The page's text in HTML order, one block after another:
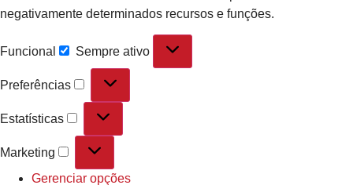
negativamente determinados recursos e funções.
Funcional Sempre ativo
Preferências
Estatísticas
Marketing
Gerenciar opções